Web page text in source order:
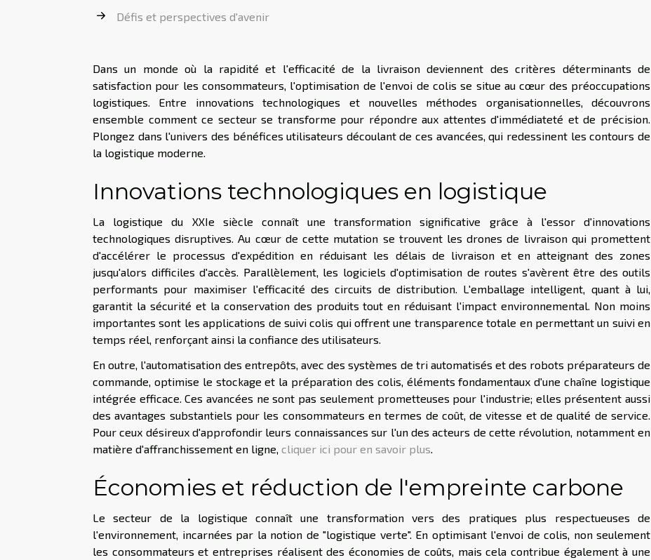
Défis et perspectives d'avenir
Dans un monde où la rapidité et l'efficacité de la livraison deviennent des critères déterminants de
satisfaction pour les consommateurs, l'optimisation de l'envoi de colis se situe au cœur des préoccupations
logistiques. Entre innovations technologiques et nouvelles méthodes organisationnelles, découvrons
ensemble comment ce secteur se transforme pour répondre aux attentes d'immédiateté et de précision.
Plongez dans l'univers des bénéfices utilisateurs découlant de ces avancées, qui redessinent les contours de
la logistique moderne.
Innovations technologiques en logistique
La logistique du XXIe siècle connaît une transformation significative grâce à l'essor d'innovations
technologiques disruptives. Au cœur de cette mutation se trouvent les drones de livraison qui promettent
d'accélérer le processus d'expédition en réduisant les délais de livraison et en atteignant des zones
jusqu'alors difficiles d'accès. Parallèlement, les logiciels d'optimisation de routes s'avèrent être des outils
performants pour maximiser l'efficacité des circuits de distribution. L'emballage intelligent, quant à lui,
garantit la sécurité et la conservation des produits tout en réduisant l'impact environnemental. Non moins
importantes sont les applications de suivi colis qui offrent une transparence totale en permettant un suivi en
temps réel, renforçant ainsi la confiance des utilisateurs.
En outre, l'automatisation des entrepôts, avec des systèmes de tri automatisés et des robots préparateurs de
commande, optimise le stockage et la préparation des colis, éléments fondamentaux d'une chaîne logistique
intégrée efficace. Ces avancées ne sont pas seulement prometteuses pour l'industrie; elles présentent aussi
des avantages substantiels pour les consommateurs en termes de coût, de vitesse et de qualité de service.
Pour ceux désireux d'approfondir leurs connaissances sur l'un des acteurs de cette révolution, notamment en
matière d'affranchissement en ligne, cliquer ici pour en savoir plus
Économies et réduction de l'empreinte carbone
Le secteur de la logistique connaît une transformation vers des pratiques plus respectueuses de
l'environnement, incarnées par la notion de "logistique verte". En optimisant l'envoi de colis, non seulement
les consommateurs et entreprises réalisent des économies de coûts, mais cela contribue également à une